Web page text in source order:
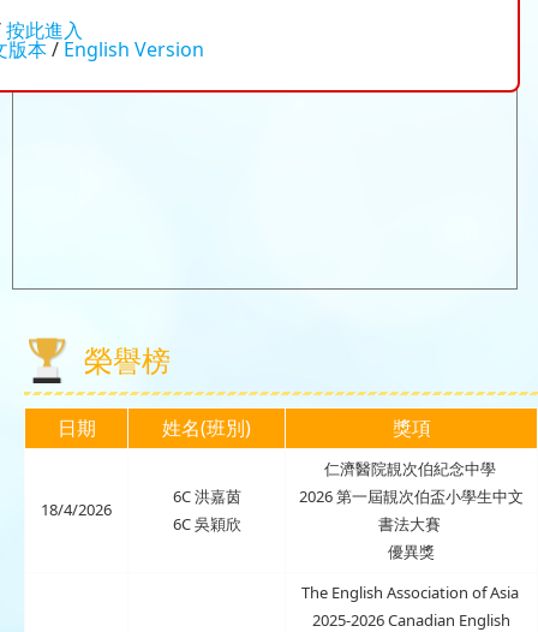
按此進入
版本/ English Version
榮譽榜
日期 姓名(班別) 獎項
18/4/2026
6C洪嘉茵
6C吳穎欣
仁濟醫院靚次伯紀念中學
2026第一屆靚次伯盃小學生中文
書法大賽
優異獎
The English Association of Asia
2025-2026Canadian English